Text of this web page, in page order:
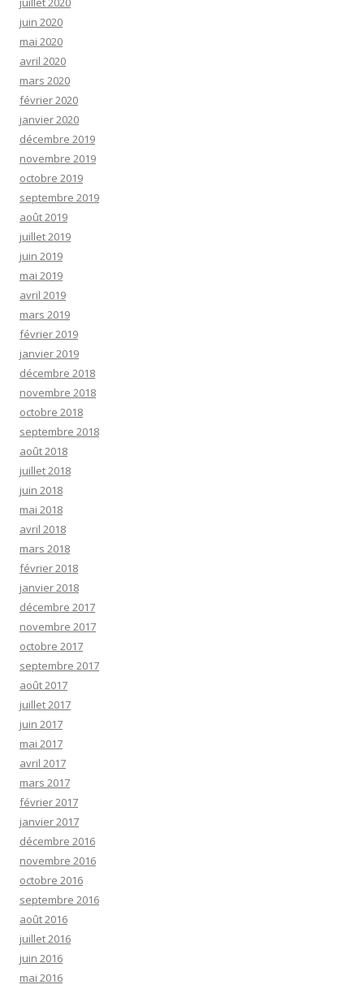
juin 2020
mai 2020
avril 2020
mars 2020
février 2020
janvier 2020
décembre 2019
novembre 2019
octobre 2019
septembre 2019
août 2019
juillet 2019
juin 2019
mai 2019
avril 2019
mars 2019
février 2019
janvier 2019
décembre 2018
novembre 2018
octobre 2018
septembre 2018
août 2018
juillet 2018
juin 2018
mai 2018
avril 2018
mars 2018
février 2018
janvier 2018
décembre 2017
novembre 2017
octobre 2017
septembre 2017
août 2017
juillet 2017
juin 2017
mai 2017
avril 2017
mars 2017
février 2017
janvier 2017
décembre 2016
novembre 2016
octobre 2016
septembre 2016
août 2016
juillet 2016
juin 2016
mai 2016